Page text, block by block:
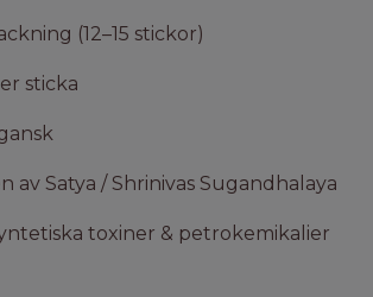
(12–15 stickor)
sticka
av Satya / Shrinivas Sugandhalaya
toxiner & petrokemikalier